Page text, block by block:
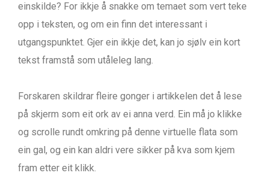
einskilde? For ikkje å snakke om temaet som vert teke
opp i teksten, og om ein finn det interessant i
utgangspunktet. Gjer ein ikkje det, kan jo sjølv ein kort
tekst framstå som utåleleg lang.
Forskaren skildrar fleire gonger i artikkelen det å lese
på skjerm som eit ork av ei anna verd. Ein må jo klikke
og scrolle rundt omkring på denne virtuelle flata som
ein gal, og ein kan aldri vere sikker på kva som kjem
fram etter eit klikk.